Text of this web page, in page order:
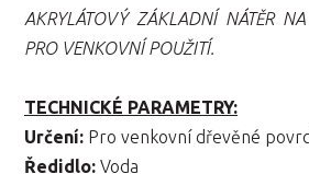
AKRYLÁTOVÝ ZÁKLADNÍ NÁTĚR
PRO VENKOVNÍ POUŽITÍ.
TECHNICKÉ PARAMETRY:
Určení: Pro venkovní dřevěné
Ředidlo: Voda